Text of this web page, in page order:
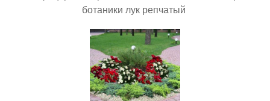
ботаники лук репчатый